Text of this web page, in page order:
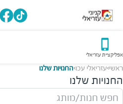
אפליקציית עזריאלי
ראשי>עזריאלי עכו>החנויות שלנו
החנויות שלנו
חפש חנות/מותג